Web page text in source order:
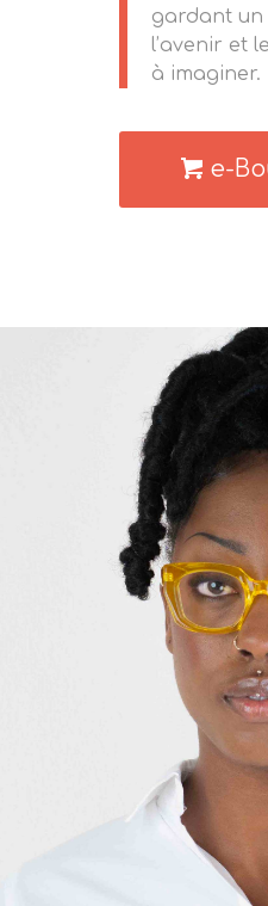
gardant
l’avenir et
à imaginer.
e-